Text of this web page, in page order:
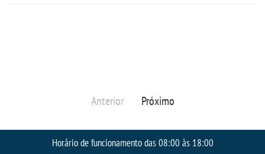
Anterior Próximo
Horário de funcionamento das 08:00 às 18:00